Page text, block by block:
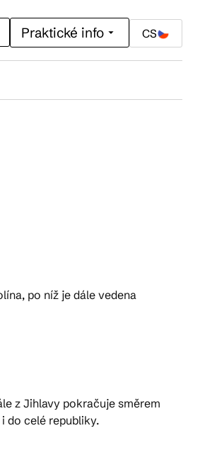
Praktické info CS
po níž je dále vedena
z Jihlavy pokračuje směrem
do celé republiky.